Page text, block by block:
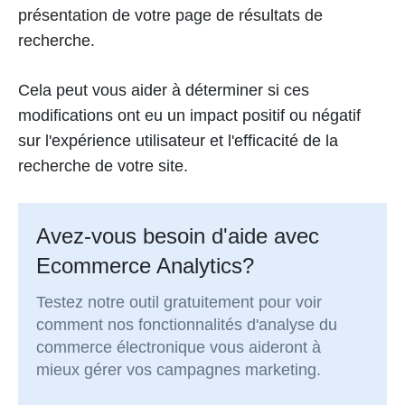
présentation de votre page de résultats de
recherche.
Cela peut vous aider à déterminer si ces
modifications ont eu un impact positif ou négatif
sur l'expérience utilisateur et l'efficacité de la
recherche de votre site.
Avez-vous besoin d'aide avec
Ecommerce Analytics?
Testez notre outil gratuitement pour voir
comment nos fonctionnalités d'analyse du
commerce électronique vous aideront à
mieux gérer vos campagnes marketing.